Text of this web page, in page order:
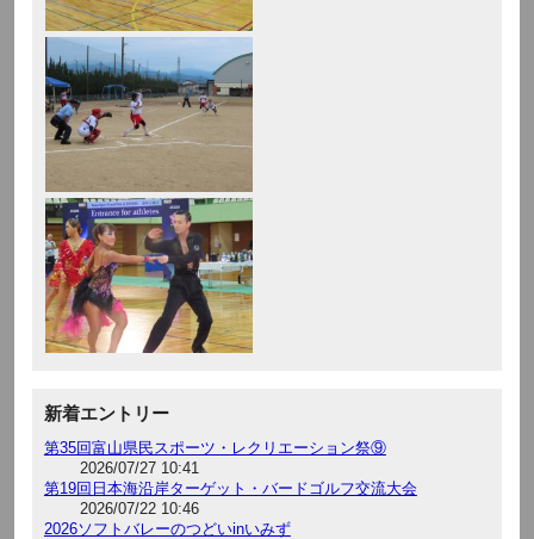
新着エントリー
第35回富山県民スポーツ・レクリエーション祭⑨
2026/07/27 10:41
第19回日本海沿岸ターゲット・バードゴルフ交流大会
2026/07/22 10:46
2026ソフトバレーのつどいinいみず